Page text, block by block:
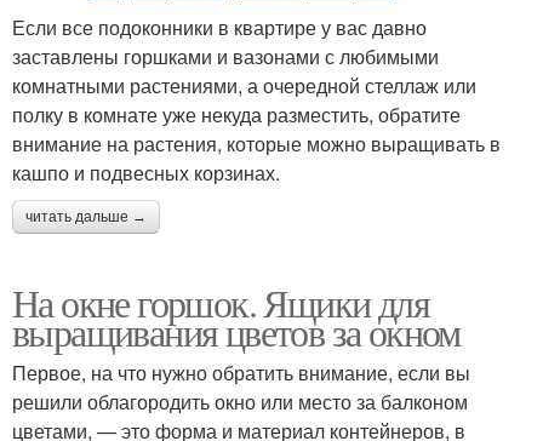
Если все подоконники в квартире у вас давно
заставлены горшками и вазонами с любимыми
комнатными растениями, а очередной стеллаж или
полку в комнате уже некуда разместить, обратите
внимание на растения, которые можно выращивать в
кашпо и подвесных корзинах.
читать дальше →
На окне горшок. Ящики для
выращивания цветов за окном
Первое, на что нужно обратить внимание, если вы
решили облагородить окно или место за балконом
цветами, — это форма и материал контейнеров, в